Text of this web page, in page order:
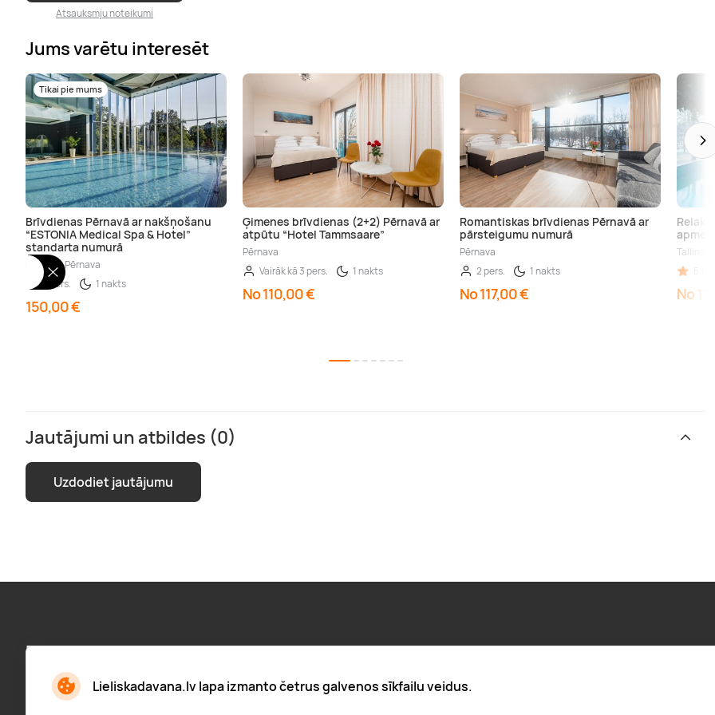
Lieliskadavana.lv lapa izmanto četrus galvenos sīkfailu veidus.
Atsauksmju noteikumi
Jums varētu interesēt
Tikai pie mums
Brīvdienas Pērnavā ar nakšņošanu
“ESTONIA Medical Spa & Hotel”
standarta numurā
Igaunija, Pērnava
2 pers.
1 nakts
150,00 €
Ģimenes brīvdienas (2+2) Pērnavā ar
atpūtu “Hotel Tammsaare”
Pērnava
Vairāk kā 3 pers.
1 nakts
No 110,00 €
Romantiskas brīvdienas Pērnavā ar
pārsteigumu numurā
Pērnava
2 pers.
1 nakts
No 117,00 €
Tallina,
No
Jautājumi un atbildes (0)
Uzdodiet jautājumu
Pieraksties jaunumiem:
Jaunumi, atlaižu paziņojumi un daudz kas cits
Par "Lieliska dāvana"